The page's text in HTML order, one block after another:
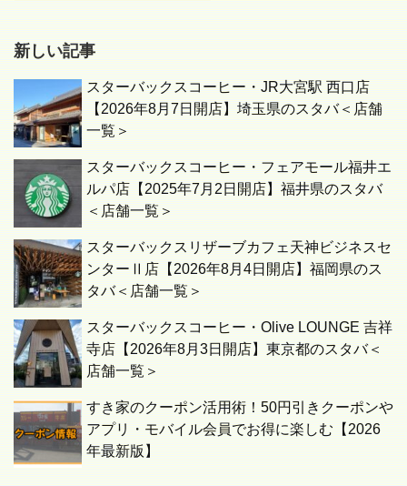
新しい記事
スターバックスコーヒー・JR大宮駅 西口店
【2026年8月7日開店】埼玉県のスタバ＜店舗
一覧＞
スターバックスコーヒー・フェアモール福井エ
ルパ店【2025年7月2日開店】福井県のスタバ
＜店舗一覧＞
スターバックスリザーブカフェ天神ビジネスセ
ンターⅡ店【2026年8月4日開店】福岡県のス
タバ＜店舗一覧＞
スターバックスコーヒー・Olive LOUNGE 吉祥
寺店【2026年8月3日開店】東京都のスタバ＜
店舗一覧＞
すき家のクーポン活用術！50円引きクーポンや
アプリ・モバイル会員でお得に楽しむ【2026
年最新版】